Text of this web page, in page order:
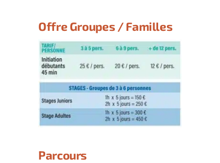
Offre Groupes / Familles
Parcours